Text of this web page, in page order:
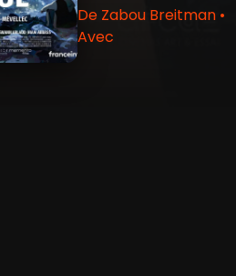
De Zabou Breitman •
Avec